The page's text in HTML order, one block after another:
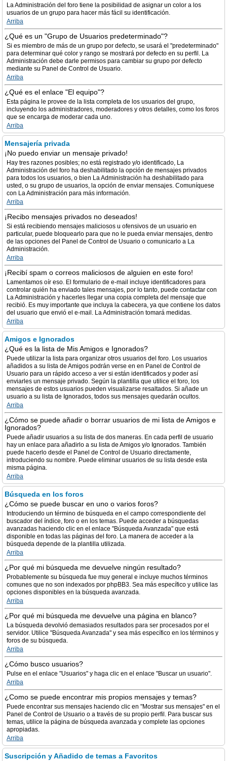
La Administración del foro tiene la posibilidad de asignar un color a los
usuarios de un grupo para hacer más fácil su identificación.
Arriba
¿Qué es un "Grupo de Usuarios predeterminado"?
Si es miembro de más de un grupo por defecto, se usará el "predeterminado"
para determinar qué color y rango se mostrará por defecto en su perfil. La
Administración debe darle permisos para cambiar su grupo por defecto
mediante su Panel de Control de Usuario.
Arriba
¿Qué es el enlace "El equipo"?
Esta página le provee de la lista completa de los usuarios del grupo,
incluyendo los administradores, moderadores y otros detalles, como los foros
que se encarga de moderar cada uno.
Arriba
Mensajería privada
¡No puedo enviar un mensaje privado!
Hay tres razones posibles; no está registrado y/o identificado, La
Administración del foro ha deshabilitado la opción de mensajes privados
para todos los usuarios, o bien La Administración ha deshabilitado para
usted, o su grupo de usuarios, la opción de enviar mensajes. Comuníquese
con La Administración para más información.
Arriba
¡Recibo mensajes privados no deseados!
Si está recibiendo mensajes maliciosos u ofensivos de un usuario en
particular, puede bloquearlo para que no le pueda enviar mensajes, dentro
de las opciones del Panel de Control de Usuario o comunicarlo a La
Administración.
Arriba
¡Recibí spam o correos maliciosos de alguien en este foro!
Lamentamos oír eso. El formulario de e-mail incluye identificadores para
controlar quién ha enviado tales mensajes, por lo tanto, puede contactar con
La Administración y hacerles llegar una copia completa del mensaje que
recibió. Es muy importante que incluya la cabecera, ya que contiene los datos
del usuario que envió el e-mail. La Administración tomará medidas.
Arriba
Amigos e Ignorados
¿Qué es la lista de Mis Amigos e Ignorados?
Puede utilizar la lista para organizar otros usuarios del foro. Los usuarios
añadidos a su lista de Amigos podrán verse en en Panel de Control de
Usuario para un rápido acceso a ver si están identificados y poder así
enviarles un mensaje privado. Según la plantilla que utilice el foro, los
mensajes de estos usuarios pueden visualizarse resaltados. Si añade un
usuario a su lista de Ignorados, todos sus mensajes quedarán ocultos.
Arriba
¿Cómo se puede añadir o borrar usuarios de mi lista de Amigos e
Ignorados?
Puede añadir usuarios a su lista de dos maneras. En cada perfil de usuario
hay un enlace para añadirlo a su lista de Amigos y/o Ignorados. También
puede hacerlo desde el Panel de Control de Usuario directamente,
introduciendo su nombre. Puede eliminar usuarios de su lista desde esta
misma página.
Arriba
Búsqueda en los foros
¿Cómo se puede buscar en uno o varios foros?
Introduciendo un término de búsqueda en el campo correspondiente del
buscador del índice, foro o en los temas. Puede acceder a búsquedas
avanzadas haciendo clic en el enlace "Búsqueda Avanzada" que está
disponible en todas las páginas del foro. La manera de acceder a la
búsqueda depende de la plantilla utilizada.
Arriba
¿Por qué mi búsqueda me devuelve ningún resultado?
Probablemente su búsqueda fue muy general e incluye muchos términos
comunes que no son indexados por phpBB3. Sea más específico y utilice las
opciones disponibles en la búsqueda avanzada.
Arriba
¿Por qué mi búsqueda me devuelve una página en blanco?
La búsqueda devolvió demasiados resultados para ser procesados por el
servidor. Utilice "Búsqueda Avanzada" y sea más específico en los términos y
foros de su búsqueda.
Arriba
¿Cómo busco usuarios?
Pulse en el enlace "Usuarios" y haga clic en el enlace "Buscar un usuario".
Arriba
¿Como se puede encontrar mis propios mensajes y temas?
Puede encontrar sus mensajes haciendo clic en "Mostrar sus mensajes" en el
Panel de Control de Usuario o a través de su propio perfil. Para buscar sus
temas, utilice la página de búsqueda avanzada y complete las opciones
apropiadas.
Arriba
Suscripción y Añadido de temas a Favoritos